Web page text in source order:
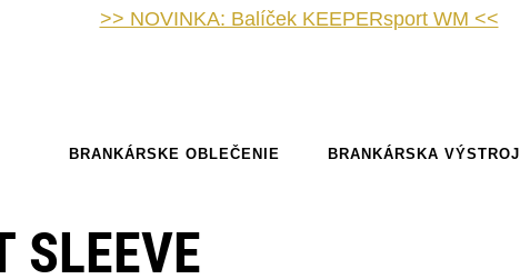
>> NOVINKA: Balíček KEEPERsport WM <<
BRANKÁRSKE OBLEČENIE BRANKÁRSKA VÝSTROJ
SLEEVE